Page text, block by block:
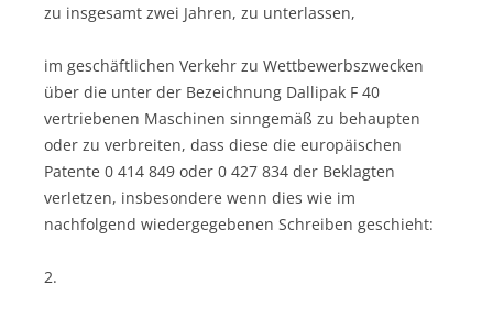
zu insgesamt zwei Jahren, zu unterlassen,
im geschäftlichen Verkehr zu Wettbewerbszwecken
über die unter der Bezeichnung Dallipak F 40
vertriebenen Maschinen sinngemäß zu behaupten
oder zu verbreiten, dass diese die europäischen
Patente 0 414 849 oder 0 427 834 der Beklagten
verletzen, insbesondere wenn dies wie im
nachfolgend wiedergegebenen Schreiben geschieht:
2.